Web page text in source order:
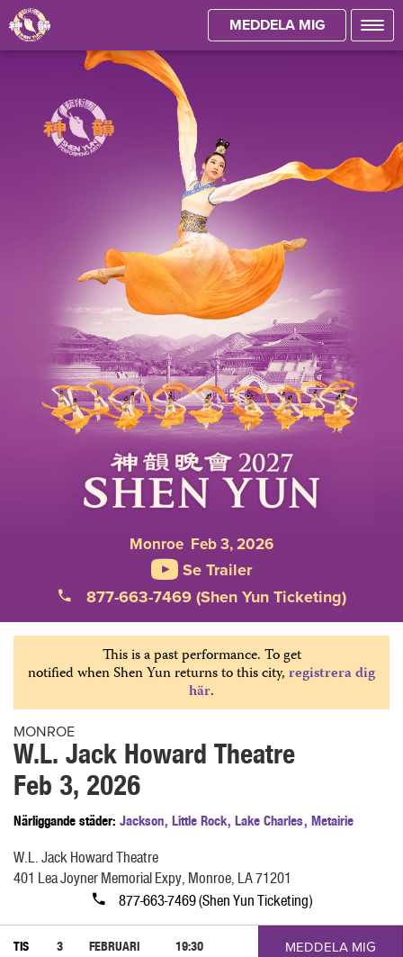
Monroe Feb 3, 2026
Se Trailer
877-663-7469 (Shen Yun Ticketing)
MEDDELA MIG
This is a past performance. To get
notified when Shen Yun returns to this city,registrera dig
här.
MONROE
W.L. Jack Howard Theatre
Feb 3, 2026
Närliggande städer: Jackson, Little Rock, Lake Charles, Metairie
W.L. Jack Howard Theatre
401 Lea Joyner Memorial Expy, Monroe, LA 71201
877-663-7469 (Shen Yun Ticketing)
TIS 3 FEBRUARI 19:30 MEDDELA MIG